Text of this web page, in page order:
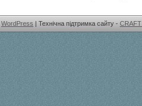
WordPress | Технічна підтримка сайту -